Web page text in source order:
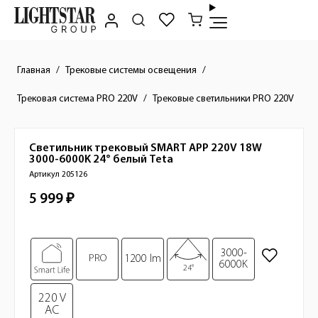
Главная Трековые системы освещения
Трековая система PRO 220V Трековые светильники PRO 220V
Краткое описание товара
Изображения товара
PRO 1200 lm
24°
3000-
6000K
220 V
AC
Светильник трековый SMART APP 220V 18W
3000-6000K 24° белый Teta
Артикул 205126
Стоимость товара
5 999 ₽